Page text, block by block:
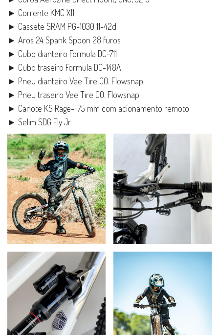
► Corrente KMC X11
► Cassete SRAM PG-1030 11-42d
► Aros 24 Spank Spoon 28 furos
► Cubo dianteiro Formula DC-711
► Cubo traseiro Formula DC-148A
► Pneu dianteiro Vee Tire CO. Flowsnap
► Pneu traseiro Vee Tire CO. Flowsnap
► Canote KS Rage-I 75 mm com acionamento remoto
► Selim SDG Fly Jr